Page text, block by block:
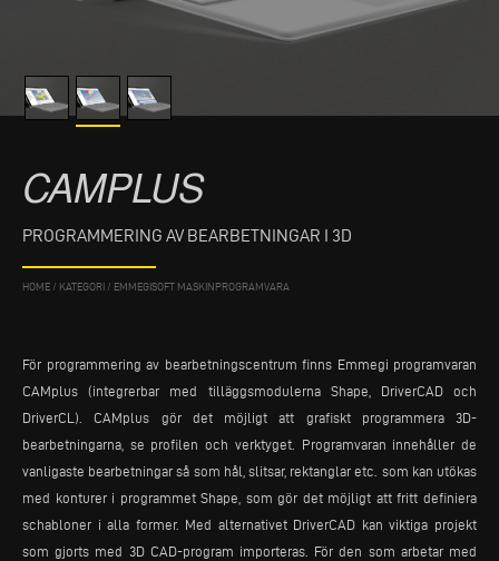
CAMPLUS
PROGRAMMERING AV BEARBETNINGAR I 3D
HOME / KATEGORI / EMMEGISOFT MASKINPROGRAMVARA
För programmering av bearbetningscentrum finns Emmegi programvaran
CAMplus (integrerbar med tilläggsmodulerna Shape, DriverCAD och
DriverCL). CAMplus gör det möjligt att grafiskt programmera 3D-
bearbetningarna, se profilen och verktyget. Programvaran innehåller de
vanligaste bearbetningar så som hål, slitsar, rektanglar etc. som kan utökas
med konturer i programmet Shape, som gör det möjligt att fritt definiera
schabloner i alla former. Med alternativet DriverCAD kan viktiga projekt
som gjorts med 3D CAD-program importeras. För den som arbetar med